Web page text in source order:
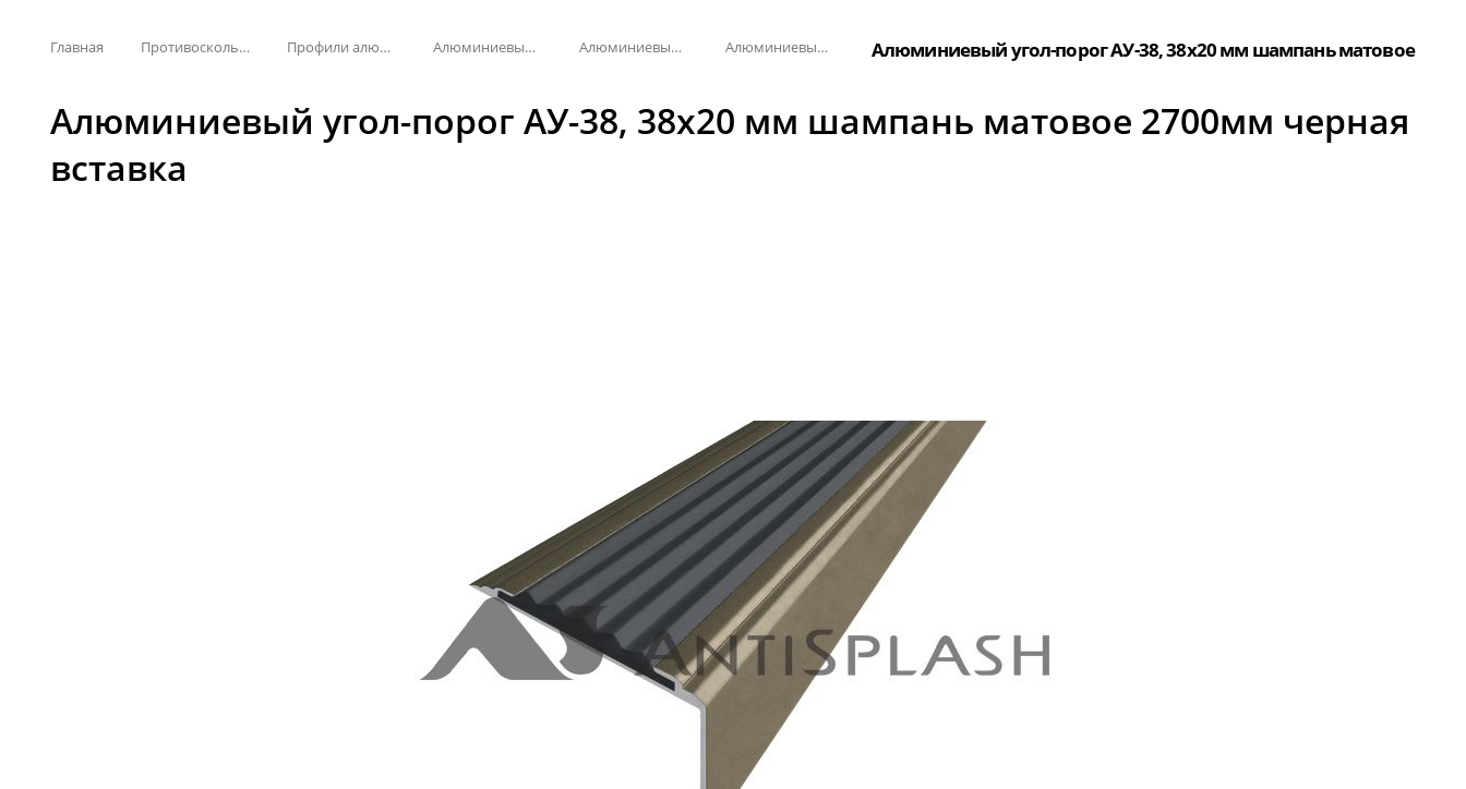
Главная Противоскользящая защита для лестниц, профили, ленты Профили алюминиевые с резиновой вставкой Алюминиевый угол-порог с резиновой вставкой Алюминиевый угол-порог АУ-38, 38x20 мм Алюминиевый угол-порог АУ-38, 38x20 мм Анодированные Алюминиевый угол-порог АУ-38, 38x20 мм шампань матовое
Алюминиевый угол-порог АУ-38, 38x20 мм шампань матовое 2700мм черная
вставка